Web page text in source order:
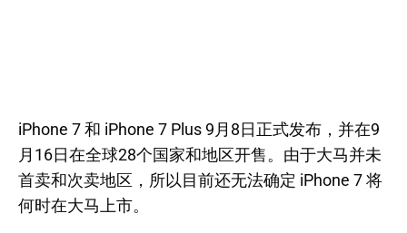
iPhone 7 和 iPhone 7 Plus 9月8日正式发布，并在9
月16日在全球28个国家和地区开售。由于大马并未
首卖和次卖地区，所以目前还无法确定 iPhone 7 将
何时在大马上市。